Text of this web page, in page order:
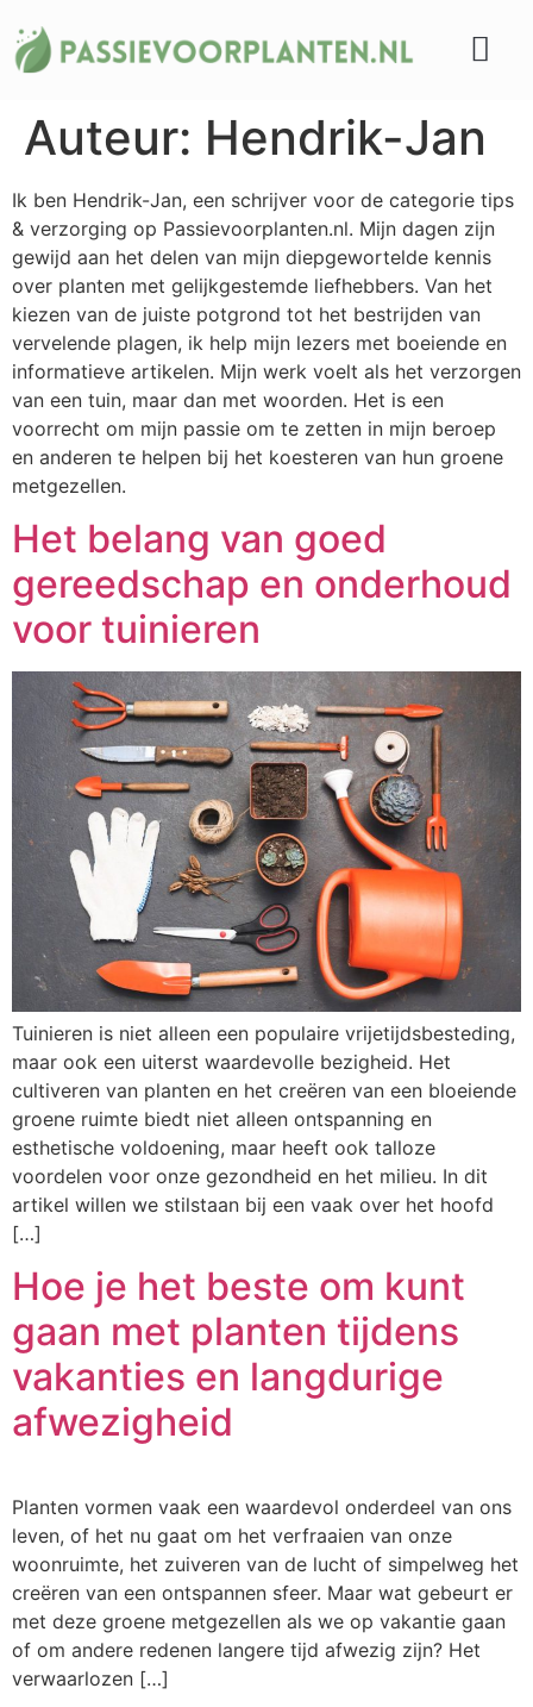
Auteur: Hendrik-Jan
Ik ben Hendrik-Jan, een schrijver voor de categorie tips
& verzorging op Passievoorplanten.nl. Mijn dagen zijn
gewijd aan het delen van mijn diepgewortelde kennis
over planten met gelijkgestemde liefhebbers. Van het
kiezen van de juiste potgrond tot het bestrijden van
vervelende plagen, ik help mijn lezers met boeiende en
informatieve artikelen. Mijn werk voelt als het verzorgen
van een tuin, maar dan met woorden. Het is een
voorrecht om mijn passie om te zetten in mijn beroep
en anderen te helpen bij het koesteren van hun groene
metgezellen.
Het belang van goed
gereedschap en onderhoud
voor tuinieren
Tuinieren is niet alleen een populaire vrijetijdsbesteding,
maar ook een uiterst waardevolle bezigheid. Het
cultiveren van planten en het creëren van een bloeiende
groene ruimte biedt niet alleen ontspanning en
esthetische voldoening, maar heeft ook talloze
voordelen voor onze gezondheid en het milieu. In dit
artikel willen we stilstaan bij een vaak over het hoofd
[…]
Hoe je het beste om kunt
gaan met planten tijdens
vakanties en langdurige
afwezigheid
Planten vormen vaak een waardevol onderdeel van ons
leven, of het nu gaat om het verfraaien van onze
woonruimte, het zuiveren van de lucht of simpelweg het
creëren van een ontspannen sfeer. Maar wat gebeurt er
met deze groene metgezellen als we op vakantie gaan
of om andere redenen langere tijd afwezig zijn? Het
verwaarlozen […]